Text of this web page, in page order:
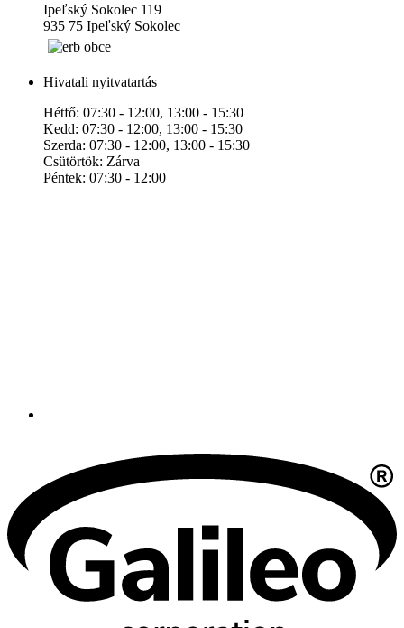
Ipeľský Sokolec 119
935 75 Ipeľský Sokolec
Hivatali nyitvatartás
Hétfő: 07:30 - 12:00, 13:00 - 15:30
Kedd: 07:30 - 12:00, 13:00 - 15:30
Szerda: 07:30 - 12:00, 13:00 - 15:30
Csütörtök: Zárva
Péntek: 07:30 - 12:00